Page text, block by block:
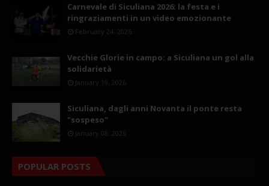
Carnevale di Siculiana 2026: la festa e i
ringraziamenti in un video emozionante
February 24, 2026
Vecchie Glorie in campo: a Siculiana un gol alla
solidarietà
January 19, 2026
Siculiana, dagli anni Novanta il ponte resta
"sospeso"
January 08, 2026
POPULAR POSTS